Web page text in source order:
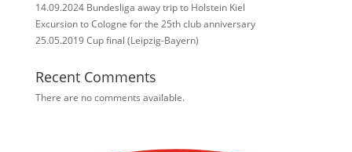
14.09.2024 Bundesliga away trip to Holstein Kiel
Excursion to Cologne for the 25th club anniversary
25.05.2019 Cup final (Leipzig-Bayern)
Recent Comments
There are no comments available.